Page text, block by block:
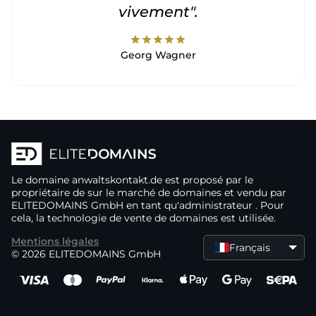
vivement".
starstarstarstarstar
Georg Wagner
Le domaine anwaltskontakt.de est proposé par le
propriétaire de sur le marché de domaines et vendu par
ELITEDOMAINS GmbH en tant qu'administrateur . Pour
cela, la technologie de vente de domaines est utilisée.
Mentions légales
© 2026 ELITEDOMAINS GmbH
Français